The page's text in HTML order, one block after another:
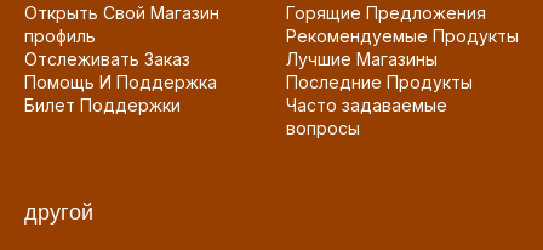
Открыть Свой Магазин
профиль
Отслеживать Заказ
Помощь И Поддержка
Билет Поддержки
Горящие Предложения
Рекомендуемые Продукты
Лучшие Магазины
Последние Продукты
Часто задаваемые
вопросы
другой